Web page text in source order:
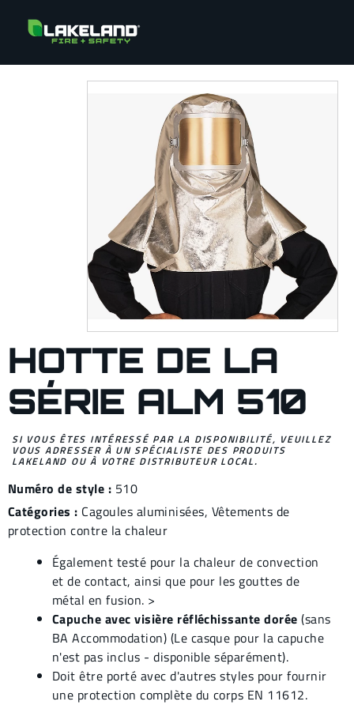
HOTTE DE LA
SÉRIE ALM 510
SI VOUS ÊTES INTÉRESSÉ PAR LA DISPONIBILITÉ, VEUILLEZ
VOUS ADRESSER À UN SPÉCIALISTE DES PRODUITS
LAKELAND OU À VOTRE DISTRIBUTEUR LOCAL.
Numéro de style : 510
Catégories : Cagoules aluminisées, Vêtements de
protection contre la chaleur
Également testé pour la chaleur de convection
et de contact, ainsi que pour les gouttes de
métal en fusion. >
Capuche avec visière réfléchissante dorée (sans
BA Accommodation) (Le casque pour la capuche
n'est pas inclus - disponible séparément).
Doit être porté avec d'autres styles pour fournir
une protection complète du corps EN 11612.